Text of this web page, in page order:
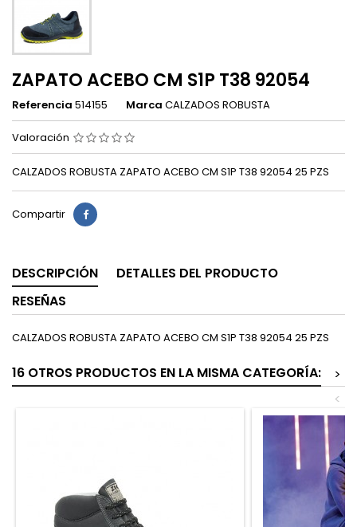
ZAPATO ACEBO CM S1P T38 92054
Referencia 514155 Marca CALZADOS ROBUSTA
Valoración
CALZADOS ROBUSTA ZAPATO ACEBO CM S1P T38 92054 25 PZS
Compartir
DESCRIPCIÓN
DETALLES DEL PRODUCTO
RESEÑAS
CALZADOS ROBUSTA ZAPATO ACEBO CM S1P T38 92054 25 PZS
16 OTROS PRODUCTOS EN LA MISMA CATEGORÍA:
>
<